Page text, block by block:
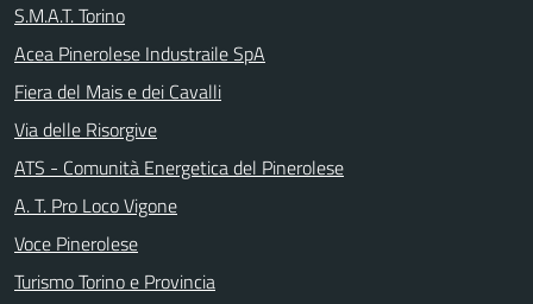
S.M.A.T. Torino
Acea Pinerolese Industraile SpA
Fiera del Mais e dei Cavalli
Via delle Risorgive
ATS - Comunità Energetica del Pinerolese
A. T. Pro Loco Vigone
Voce Pinerolese
Turismo Torino e Provincia